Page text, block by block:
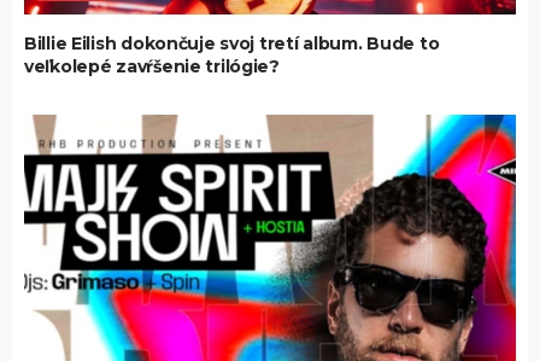
Billie Eilish dokončuje svoj tretí album. Bude to
veľkolepé zavŕšenie trilógie?